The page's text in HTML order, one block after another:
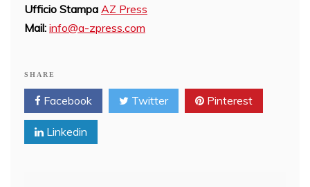
Ufficio Stampa AZ Press
Mail: info@a-zpress.com
SHARE
Facebook Twitter Pinterest
Linkedin